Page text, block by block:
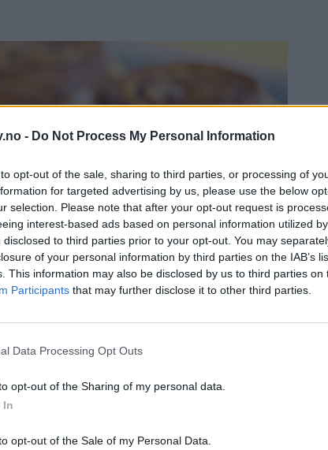
- Do Not Process My Personal Information
opt-out of the sale, sharing to third parties, or processing of
for targeted advertising by us, please use the below
selection. Please note that after your opt-out request is
interest-based ads based on personal information utilized
disclosed to third parties prior to your opt-out. You may
of your personal information by third parties on the IAB’s
This information may also be disclosed by us to third parties on
Participants that may further disclose it to other third parties.
Data Processing Opt Outs
opt-out of the Sharing of my personal data.
In
opt-out of the Sale of my Personal Data.